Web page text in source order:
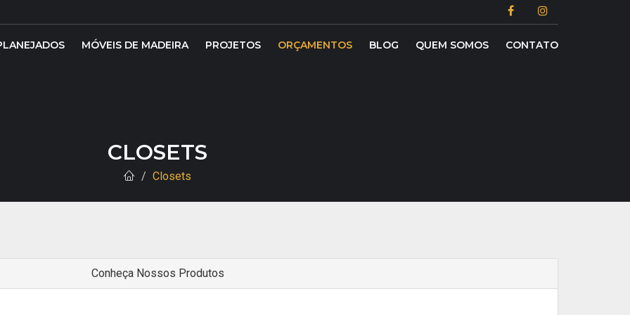
MÓVEIS DE MADEIRA PROJETOS ORÇAMENTOS BLOG QUEM SOMOS CONTATO
CLOSETS
Closets
Conheça Nossos Produtos